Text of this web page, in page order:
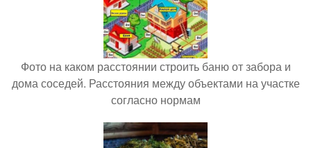
Фото на каком расстоянии строить баню от забора и
дома соседей. Расстояния между объектами на участке
согласно нормам